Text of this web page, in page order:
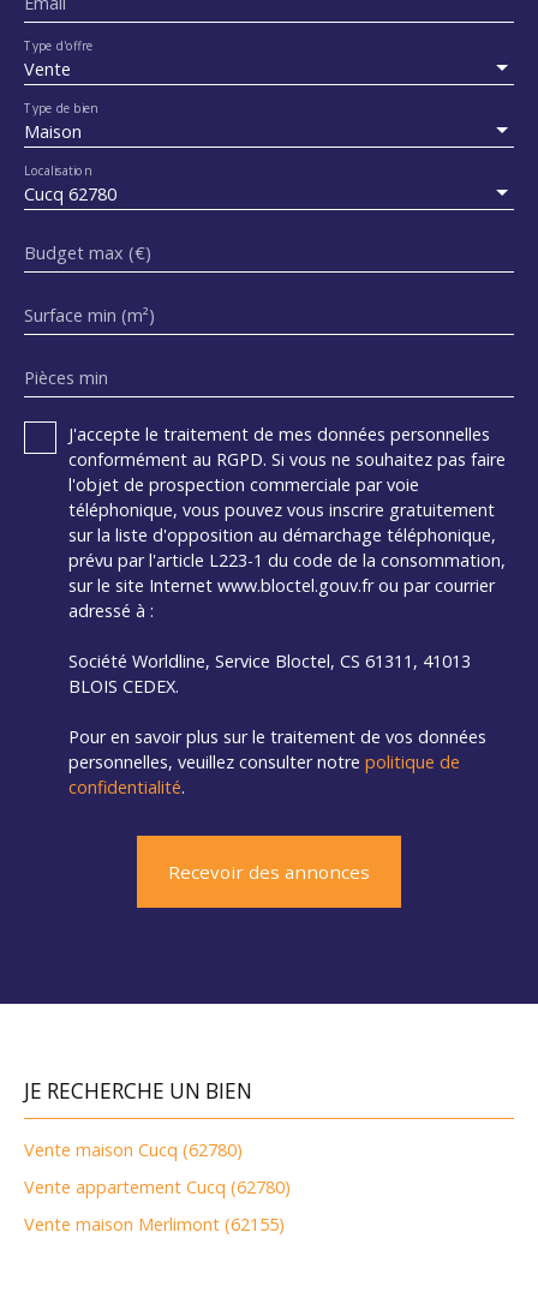
Vente
Type d'offre
Maison
Type de bien
Cucq 62780
Localisation
Budget max (€)
Surface min (m²)
Pièces min
J'accepte le traitement de mes données personnelles
conformément au RGPD. Si vous ne souhaitez pas faire
l'objet de prospection commerciale par voie
téléphonique, vous pouvez vous inscrire gratuitement
sur la liste d'opposition au démarchage téléphonique,
prévu par l'article L223-1 du code de la consommation,
sur le site Internet www.bloctel.gouv.fr ou par courrier
adressé à :
Société Worldline, Service Bloctel, CS 61311, 41013
BLOIS CEDEX.
Pour en savoir plus sur le traitement de vos données
personnelles, veuillez consulter notre politique de
confidentialité.
Recevoir des annonces
JE RECHERCHE UN BIEN
Vente maison Cucq (62780)
Vente appartement Cucq (62780)
Vente maison Merlimont (62155)